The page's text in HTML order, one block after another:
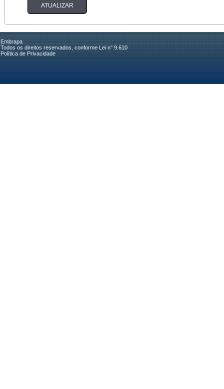
Embrapa
Todos os direitos reservados, conforme Lei n° 9.610
Política de Privacidade